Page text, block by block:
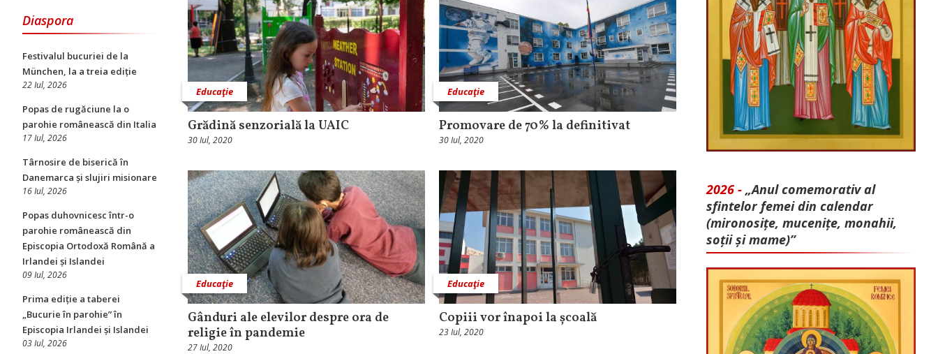
Diaspora
Festivalul bucuriei de la
München, la a treia ediție
22 Iul, 2026
Popas de rugăciune la o
parohie românească din Italia
17 Iul, 2026
Târnosire de biserică în
Danemarca și slujiri misionare
16 Iul, 2026
Popas duhovnicesc într-o
parohie românească din
Episcopia Ortodoxă Română a
Irlandei și Islandei
09 Iul, 2026
Prima ediție a taberei
„Bucurie în parohie” în
Episcopia Irlandei și Islandei
03 Iul, 2026
Educaţie
Grădină senzorială la UAIC
30 Iul, 2020
Educaţie
Promovare de 70% la definitivat
30 Iul, 2020
Educaţie
Gânduri ale elevilor despre ora de
religie în pandemie
27 Iul, 2020
Educaţie
Copiii vor înapoi la școală
23 Iul, 2020
2026 - „Anul comemorativ al
sfintelor femei din calendar
(mironosițe, mu­cenițe, monahii,
soții și mame)”